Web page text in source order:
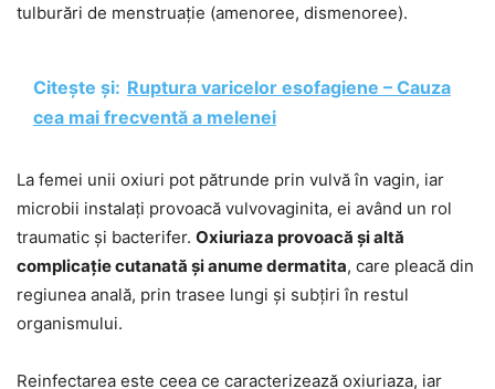
tulburări de menstruație (amenoree, dismenoree).
Citește și: Ruptura varicelor esofagiene – Cauza
cea mai frecventă a melenei
La femei unii oxiuri pot pătrunde prin vulvă în vagin, iar
microbii instalați provoacă vulvovaginita, ei având un rol
traumatic și bacterifer. Oxiuriaza provoacă și altă
complicație cutanată și anume dermatita, care pleacă din
regiunea anală, prin trasee lungi și subțiri în restul
organismului.
Reinfectarea este ceea ce caracterizează oxiuriaza, iar